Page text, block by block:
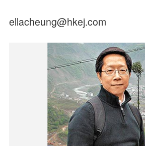
ellacheung@hkej.com